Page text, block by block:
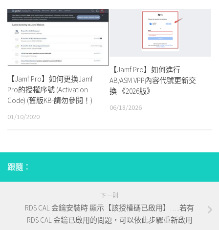
【Jamf Pro】如何更換Jamf
Pro的授權序號 (Activation
Code) (舊版KB-請勿參閱！)
01/10/2020
【Jamf Pro】如何進行
AB/ASM VPP內容代號更新交
換 《2026版》
06/18/2026
跟隨：
下一則
RDS CAL 金鑰安裝時 顯示【該授權碼已啟用】…..若有
RDS CAL 金鑰已啟用的問題，可以依此步驟重新啟用